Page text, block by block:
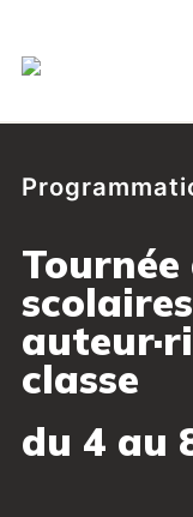
Tournée
classe
du 4 au